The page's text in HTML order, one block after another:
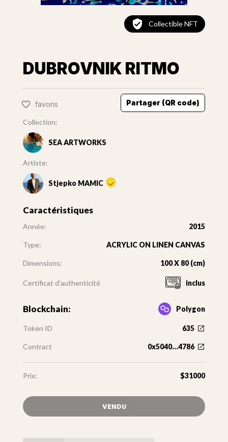
Collectible NFT
DUBROVNIK RITMO
favoris Partager (QR code)
Collection:
SEA ARTWORKS
Artiste:
Stjepko MAMIC
Caractéristiques
Année: 2015
Type: ACRYLIC ON LINEN CANVAS
Dimensions: 100 X 80 (cm)
Certificat d'authenticité inclus
Blockchain: Polygon
Token ID 635
Contract 0x5040...4786
Prix: $31000
VENDU